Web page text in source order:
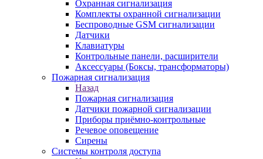
Охранная сигнализация
Комплекты охранной сигнализации
Беспроводные GSM сигнализации
Датчики
Клавиатуры
Контрольные панели, расширители
Аксессуары (Боксы, трансформаторы)
Пожарная сигнализация
Назад
Пожарная сигнализация
Датчики пожарной сигнализации
Приборы приёмно-контрольные
Речевое оповещение
Сирены
Системы контроля доступа